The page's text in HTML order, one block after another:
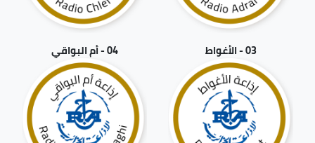
03 - الأغواط 04 - أم البواقي